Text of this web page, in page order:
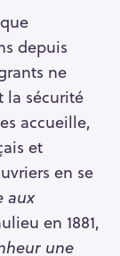
depuis
ne
la sécurité
accueille,
et
en se
aux
en 1881,
une